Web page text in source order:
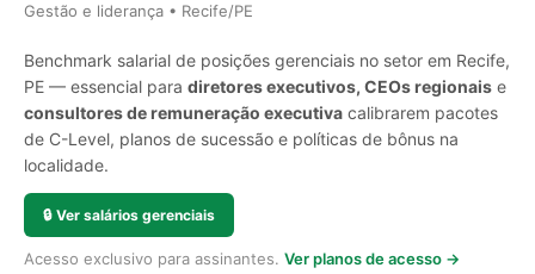
Gestão e liderança • Recife/PE
Benchmark salarial de posições gerenciais no setor em Recife,
PE — essencial para diretores executivos, CEOs regionais e
consultores de remuneração executiva calibrarem pacotes
de C-Level, planos de sucessão e políticas de bônus na
localidade.
🔒 Ver salários gerenciais
Acesso exclusivo para assinantes. Ver planos de acesso →